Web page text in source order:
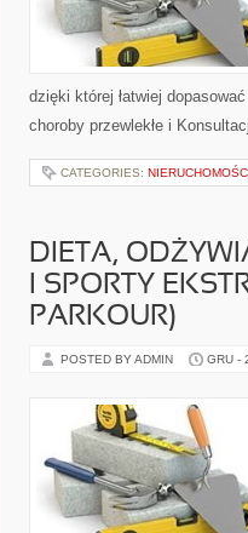
dzięki której łatwiej
choroby przewlekłe i
CATEGORIES:
DIETA,
I SPORTY
PARKOUR)
POSTED BY ADMIN GRU -